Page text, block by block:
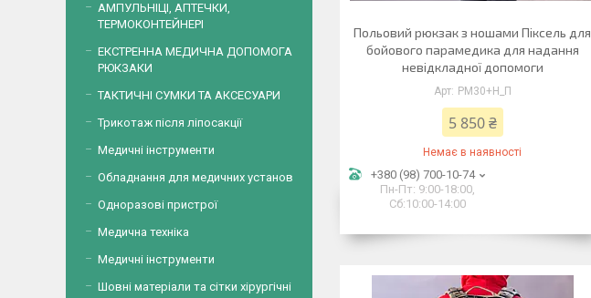
Польовий рюкзак з ношами Піксель для
бойового парамедика для надання
невідкладної допомоги
РМ30+Н_П
5 850 ₴
Немає в наявності
+380 (98) 700-10-74
Пн-Пт: 9:00-18:00,
Сб:10:00-14:00
АМПУЛЬНІЦІ, АПТЕЧКИ,
ТЕРМОКОНТЕЙНЕРІ
ЕКСТРЕННА МЕДИЧНА ДОПОМОГА
РЮКЗАКИ
ТАКТИЧНІ СУМКИ ТА АКСЕСУАРИ
Трикотаж після ліпосакції
Медичні інструменти
Обладнання для медичних установ
Одноразові пристрої
Медична техніка
Медичні інструменти
Шовні матеріали та сітки хірургічні